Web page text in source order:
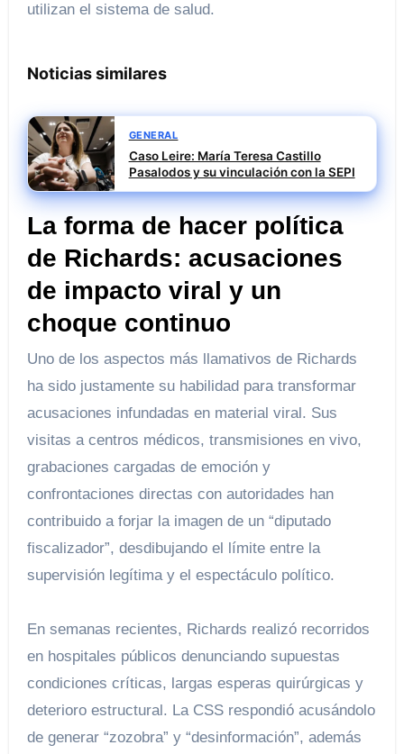
utilizan el sistema de salud.
Noticias similares
GENERAL
Caso Leire: María Teresa Castillo
Pasalodos y su vinculación con la SEPI
La forma de hacer política
de Richards: acusaciones
de impacto viral y un
choque continuo
Uno de los aspectos más llamativos de Richards
ha sido justamente su habilidad para transformar
acusaciones infundadas en material viral. Sus
visitas a centros médicos, transmisiones en vivo,
grabaciones cargadas de emoción y
confrontaciones directas con autoridades han
contribuido a forjar la imagen de un “diputado
fiscalizador”, desdibujando el límite entre la
supervisión legítima y el espectáculo político.
En semanas recientes, Richards realizó recorridos
en hospitales públicos denunciando supuestas
condiciones críticas, largas esperas quirúrgicas y
deterioro estructural. La CSS respondió acusándolo
de generar “zozobra” y “desinformación”, además